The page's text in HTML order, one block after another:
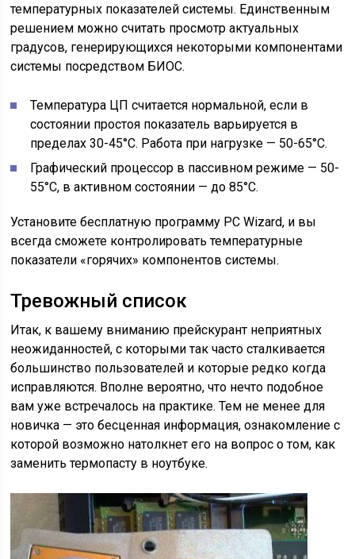
температурных показателей системы. Единственным
решением можно считать просмотр актуальных
градусов, генерирующихся некоторыми компонентами
системы посредством БИОС.
Температура ЦП считается нормальной, если в
состоянии простоя показатель варьируется в
пределах 30-45°С. Работа при нагрузке — 50-65°С.
Графический процессор в пассивном режиме — 50-
55°С, в активном состоянии — до 85°С.
Установите бесплатную программу PC Wizard, и вы
всегда сможете контролировать температурные
показатели «горячих» компонентов системы.
Тревожный список
Итак, к вашему вниманию прейскурант неприятных
неожиданностей, с которыми так часто сталкивается
большинство пользователей и которые редко когда
исправляются. Вполне вероятно, что нечто подобное
вам уже встречалось на практике. Тем не менее для
новичка — это бесценная информация, ознакомление с
которой возможно натолкнет его на вопрос о том, как
заменить термопасту в ноутбуке.